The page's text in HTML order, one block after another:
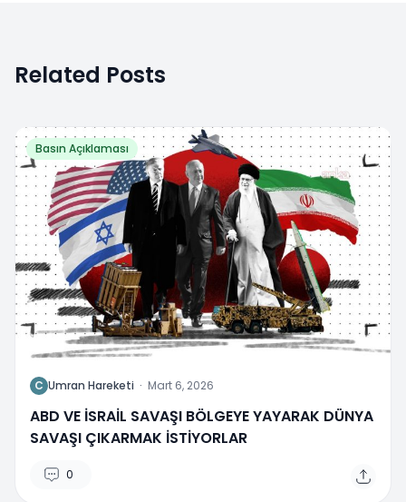
Related Posts
Basın Açıklaması
C Umran Hareketi · Mart 6, 2026
ABD VE İSRAİL SAVAŞI BÖLGEYE YAYARAK DÜNYA
SAVAŞI ÇIKARMAK İSTİYORLAR
0